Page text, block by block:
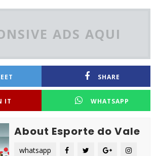
ADS AQUI
SHARE
IT WHATSAPP
About Esporte do Vale
whatsapp